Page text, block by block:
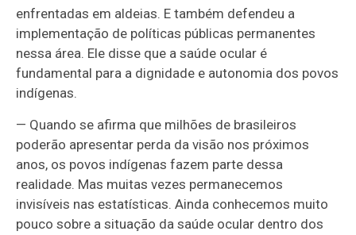
enfrentadas em aldeias. E também defendeu a
implementação de políticas públicas permanentes
nessa área. Ele disse que a saúde ocular é
fundamental para a dignidade e autonomia dos povos
indígenas.
— Quando se afirma que milhões de brasileiros
poderão apresentar perda da visão nos próximos
anos, os povos indígenas fazem parte dessa
realidade. Mas muitas vezes permanecemos
invisíveis nas estatísticas. Ainda conhecemos muito
pouco sobre a situação da saúde ocular dentro dos